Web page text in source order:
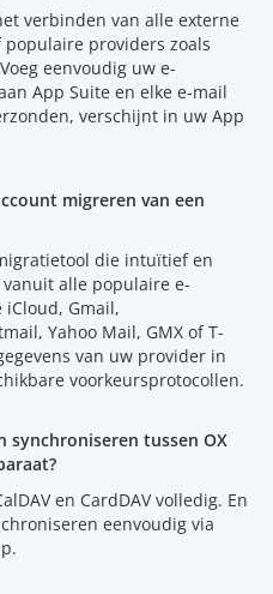
verbinden van alle externe
providers zoals
eenvoudig uw e-
App Suite en elke e-mail
verschijnt in uw App
migreren van een
die intuïtief en
alle populaire e-
Gmail,
Yahoo Mail, GMX of T-
van uw provider in
voorkeursprotocollen.
synchroniseren tussen OX
en CardDAV volledig. En
eenvoudig via